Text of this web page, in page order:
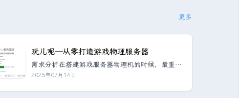
更多
玩儿呢——从零打造游戏物理服务器
需求分析在搭建游戏服务器物理机的时候，最重要
的是明确需求。其实无论做什么，做需求分析都是
的元器件的性能下限，亦或者能让你知道你需要从
2025年07月14日